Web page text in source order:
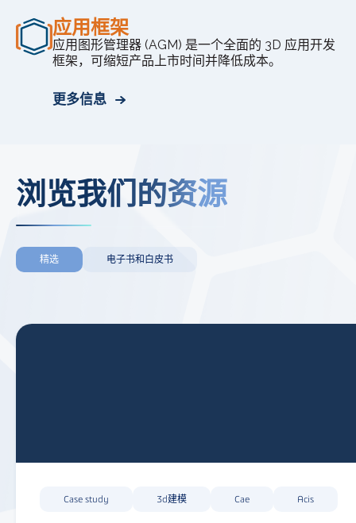
应用框架
应用图形管理器 (AGM) 是一个全面的 3D 应用开发
框架，可缩短产品上市时间并降低成本。
更多信息
浏览我们的资源
精选 电子书和白皮书
Case study 3d建模 Cae Acis